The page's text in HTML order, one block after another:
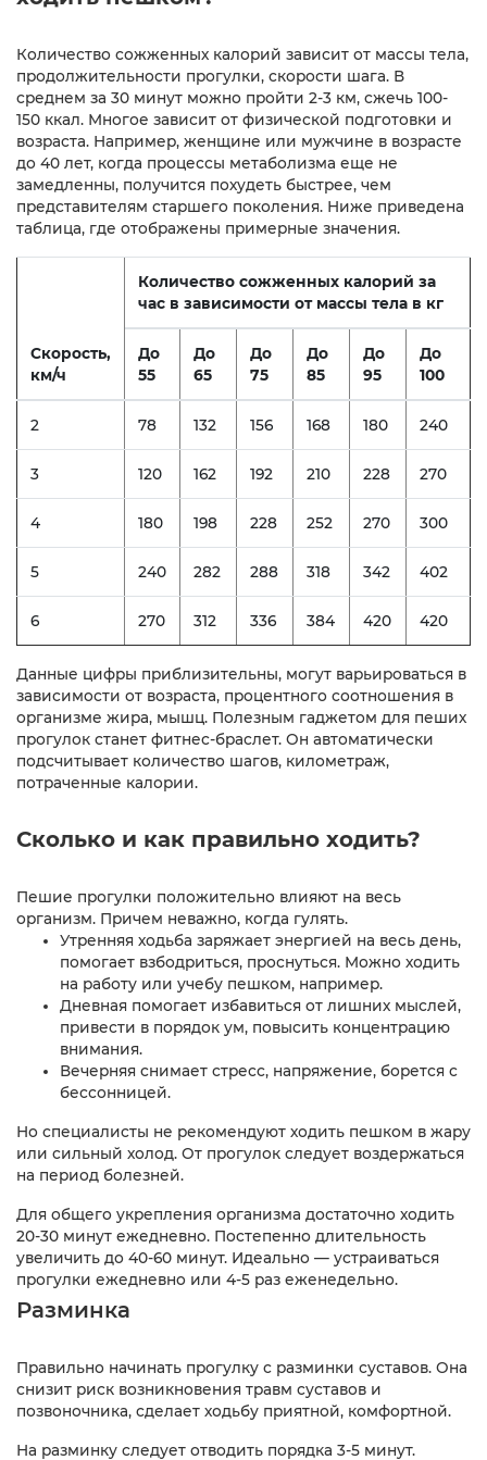
Количество сожженных калорий зависит от массы тела,
продолжительности прогулки, скорости шага. В
среднем за 30 минут можно пройти 2-3 км, сжечь 100-
150 ккал. Многое зависит от физической подготовки и
возраста. Например, женщине или мужчине в возрасте
до 40 лет, когда процессы метаболизма еще не
замедленны, получится похудеть быстрее, чем
представителям старшего поколения. Ниже приведена
таблица, где отображены примерные значения.
Скорость,
км/ч
Количество сожженных калорий за
час в зависимости от массы тела в кг
До
55
До
65
До
75
До
85
До
95
До
100
2 78 132 156 168 180 240
3 120 162 192 210 228 270
4 180 198 228 252 270 300
5 240 282 288 318 342 402
6 270 312 336 384 420 420
Данные цифры приблизительны, могут варьироваться в
зависимости от возраста, процентного соотношения в
организме жира, мышц. Полезным гаджетом для пеших
прогулок станет фитнес-браслет. Он автоматически
подсчитывает количество шагов, километраж,
потраченные калории.
Сколько и как правильно ходить?
Пешие прогулки положительно влияют на весь
организм. Причем неважно, когда гулять.
Утренняя ходьба заряжает энергией на весь день,
помогает взбодриться, проснуться. Можно ходить
на работу или учебу пешком, например.
Дневная помогает избавиться от лишних мыслей,
привести в порядок ум, повысить концентрацию
внимания.
Вечерняя снимает стресс, напряжение, борется с
бессонницей.
Но специалисты не рекомендуют ходить пешком в жару
или сильный холод. От прогулок следует воздержаться
на период болезней.
Для общего укрепления организма достаточно ходить
20-30 минут ежедневно. Постепенно длительность
увеличить до 40-60 минут. Идеально — устраиваться
прогулки ежедневно или 4-5 раз еженедельно.
Разминка
Правильно начинать прогулку с разминки суставов. Она
снизит риск возникновения травм суставов и
позвоночника, сделает ходьбу приятной, комфортной.
На разминку следует отводить порядка 3-5 минут.